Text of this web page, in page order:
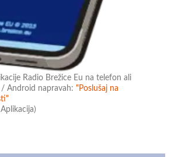
Radio Brežice Eu na telefon ali
/ Android napravah:"Poslušaj na